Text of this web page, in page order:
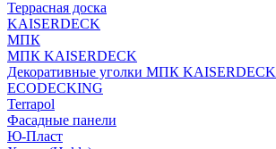
Террасная доска
KAISERDECK
МПК
МПК KAISERDECK
Декоративные уголки МПК KAISERDECK
ECODECKING
Terrapol
Фасадные панели
Ю-Пласт